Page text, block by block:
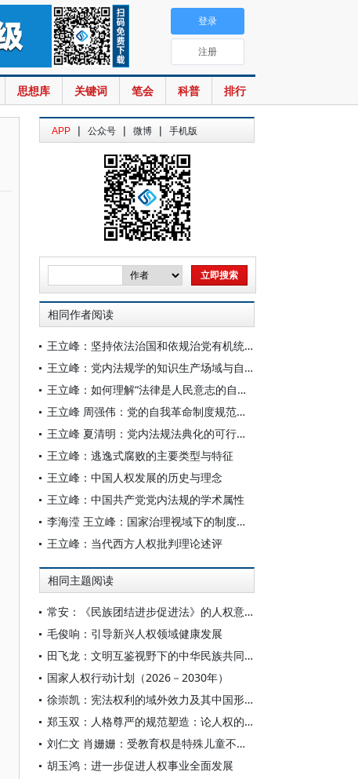
思想库 关键词 笔会 科普 排行
登录
注册
APP | 公众号 | 微博 | 手机版
相同作者阅读
王立峰：坚持依法治国和依规治党有机统一：理论意蕴、现实逻辑与实践路径
王立峰：党内法规学的知识生产场域与自主知识体系构建
王立峰：如何理解“法律是人民意志的自觉表现”
王立峰 周强伟：党的自我革命制度规范体系的政治逻辑与完善机制
王立峰 夏清明：党内法规法典化的可行性探讨
王立峰：逃逸式腐败的主要类型与特征
王立峰：中国人权发展的历史与理念
王立峰：中国共产党党内法规的学术属性
李海滢 王立峰：国家治理视域下的制度正义
王立峰：当代西方人权批判理论述评
相同主题阅读
常安：《民族团结进步促进法》的人权意义
毛俊响：引导新兴人权领域健康发展
田飞龙：文明互鉴视野下的中华民族共同体人权观及其世界意义
国家人权行动计划（2026－2030年）
徐崇凯：宪法权利的域外效力及其中国形态
郑玉双：人格尊严的规范塑造：论人权的法理证成
刘仁文 肖姗姗：受教育权是特殊儿童不可剥夺的基本人权
胡玉鸿：进一步促进人权事业全面发展